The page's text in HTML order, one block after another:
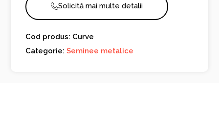
Solicită mai multe detalii
Cod produs: Curve
Categorie:Seminee metalice